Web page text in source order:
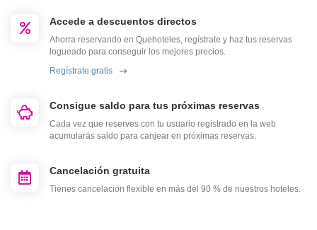
Accede a descuentos directos
Ahorra reservando en Quehoteles, regístrate y haz tus reservas
logueado para conseguir los mejores precios.
Regístrate gratis
Consigue saldo para tus próximas reservas
Cada vez que reserves con tu usuario registrado en la web
acumularás saldo para canjear en próximas reservas.
Cancelación gratuita
Tienes cancelación flexible en más del 90 % de nuestros hoteles.